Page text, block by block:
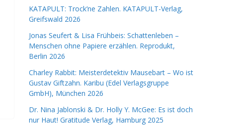
KATAPULT: Trock’ne Zahlen. KATAPULT-Verlag,
Greifswald 2026
Jonas Seufert & Lisa Frühbeis: Schattenleben –
Menschen ohne Papiere erzählen. Reprodukt,
Berlin 2026
Charley Rabbit: Meisterdetektiv Mausebart – Wo ist
Gustav Giftzahn. Karibu (Edel Verlagsgruppe
GmbH), München 2026
Dr. Nina Jablonski & Dr. Holly Y. McGee: Es ist doch
nur Haut! Gratitude Verlag, Hamburg 2025